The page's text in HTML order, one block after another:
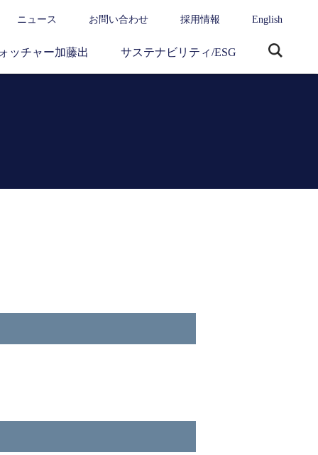
ニュース お問い合わせ 採用情報 English
ッチャー加藤出 サステナビリティ/ESG